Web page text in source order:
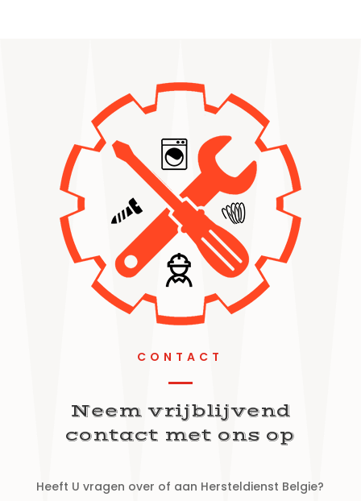
CONTACT
Neem vrijblijvend
contact met ons op
Heeft U vragen over of aan Hersteldienst Belgie?